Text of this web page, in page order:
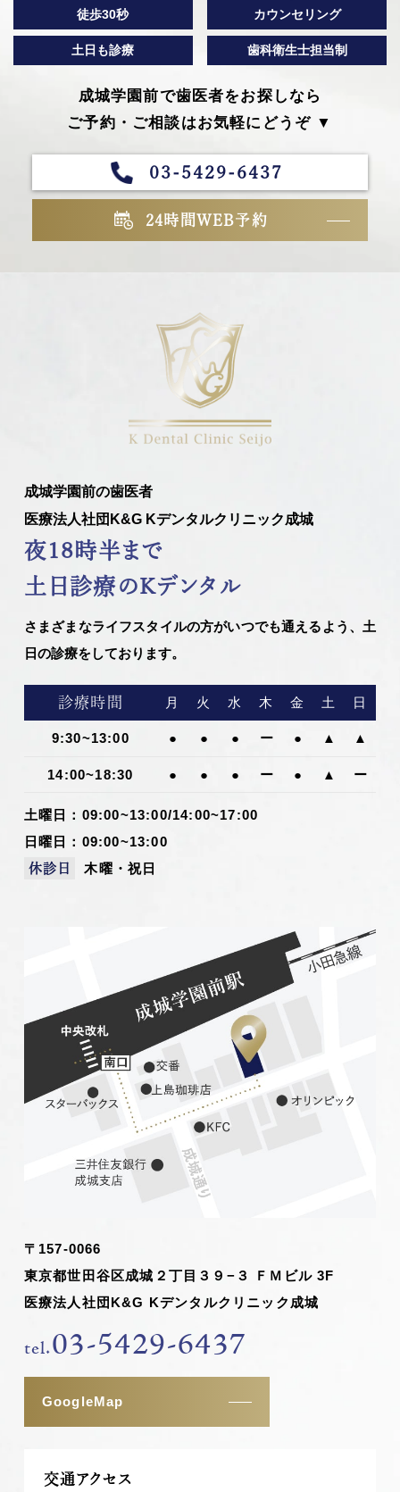
徒歩30秒
カウンセリング
土日も診療 歯科衛生士担当制
成城学園前で歯医者をお探しなら
ご予約・ご相談はお気軽にどうぞ ▼
03-5429-6437
24時間WEB予約
成城学園前の歯医者
医療法人社団K&G Kデンタルクリニック成城
夜18時半まで
土日診療のKデンタル
さまざまなライフスタイルの方がいつでも通えるよう、土
日の診療をしております。
診療時間 月 火 水 木 金 土 日
9:30~13:00 ● ● ● ー ● ▲ ▲
14:00~18:30 ● ● ● ー ● ▲ ー
土曜日：09:00~13:00/14:00~17:00
日曜日：09:00~13:00
休診日 木曜・祝日
〒157-0066
東京都世田谷区成城２丁目３９−３ ＦＭビル 3F
医療法人社団K&G Kデンタルクリニック成城
tel.03-5429-6437
GoogleMap
交通アクセス